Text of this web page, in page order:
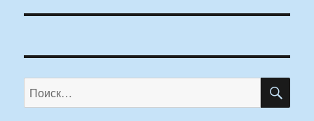
Искать: